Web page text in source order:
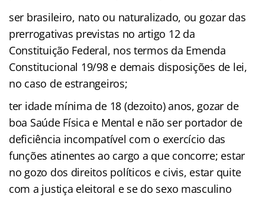
ser brasileiro, nato ou naturalizado, ou gozar das
prerrogativas previstas no artigo 12 da
Constituição Federal, nos termos da Emenda
Constitucional 19/98 e demais disposições de lei,
no caso de estrangeiros;
ter idade mínima de 18 (dezoito) anos, gozar de
boa Saúde Física e Mental e não ser portador de
deficiência incompatível com o exercício das
funções atinentes ao cargo a que concorre; estar
no gozo dos direitos políticos e civis, estar quite
com a justiça eleitoral e se do sexo masculino